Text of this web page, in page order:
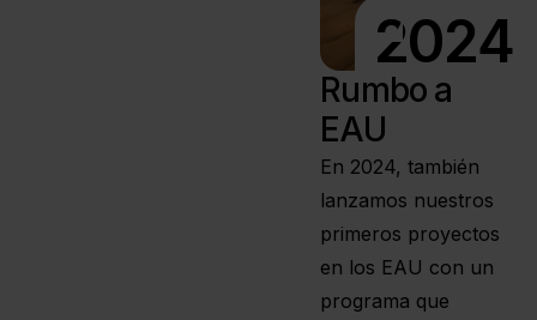
Rumbo a
EAU
En 2024, también
lanzamos nuestros
primeros proyectos
en los EAU con un
programa que
2024